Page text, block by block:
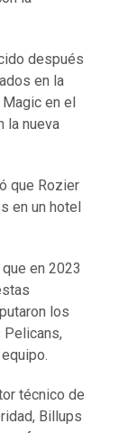
después
en la
en el
la nueva
que Rozier
en un hotel
en 2023
los
Pelicans,
técnico de
Billups